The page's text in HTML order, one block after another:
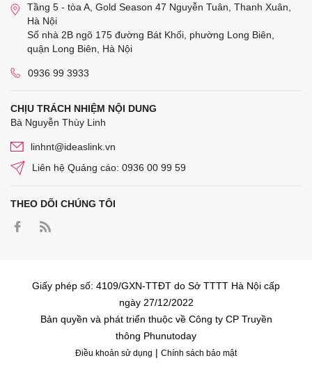
Tầng 5 - tòa A, Gold Season 47 Nguyễn Tuân, Thanh Xuân,
Hà Nội
Số nhà 2B ngõ 175 đường Bát Khối, phường Long Biên,
quận Long Biên, Hà Nội
0936 99 3933
CHỊU TRÁCH NHIỆM NỘI DUNG
Bà Nguyễn Thùy Linh
linhnt@ideaslink.vn
Liên hệ Quảng cáo: 0936 00 99 59
THEO DÕI CHÚNG TÔI
Giấy phép số: 4109/GXN-TTĐT do Sở TTTT Hà Nội cấp
ngày 27/12/2022
Bản quyền và phát triển thuộc về Công ty CP Truyền
thông Phunutoday
Điều khoản sử dụng | Chính sách bảo mật